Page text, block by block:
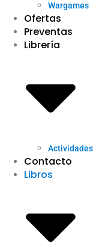
Wargames
Ofertas
Preventas
Librería
Actividades
Contacto
Libros